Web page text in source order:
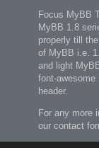
Focus MyBB
MyBB 1.8
properly till
of MyBB i.e.
and light
font-
header.
For any more
our contact